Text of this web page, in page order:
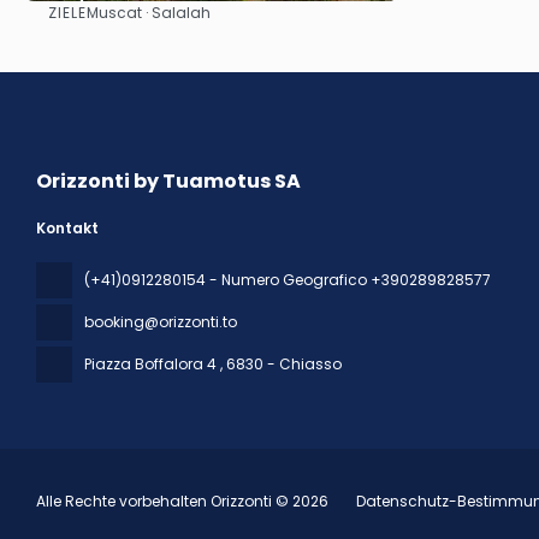
Sehen
ZIELEMuscat · Salalah
Orizzonti by Tuamotus SA
Kontakt
(+41)0912280154 - Numero Geografico +390289828577
booking@orizzonti.to
Piazza Boffalora 4, 6830 - Chiasso
Alle Rechte vorbehalten Orizzonti © 2026 Datenschutz-